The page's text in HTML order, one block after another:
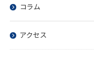
コラム
アクセス